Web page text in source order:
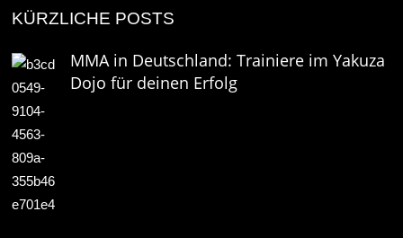
KÜRZLICHE POSTS
MMA in Deutschland: Trainiere im Yakuza
Dojo für deinen Erfolg